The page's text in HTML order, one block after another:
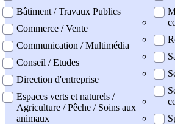
Bâtiment / Travaux Publics
Commerce / Vente
Communication / Multimédia
Conseil / Etudes
Direction d'entreprise
Espaces verts et naturels /
Agriculture / Pêche / Soins aux
animaux